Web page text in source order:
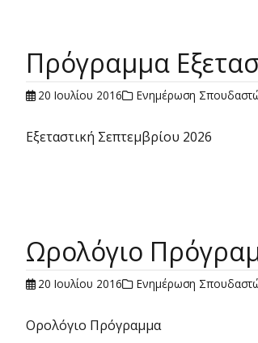
Πρόγραμμα
20 Ιουλίου 2016 Ενημέρωση
Εξεταστική Σεπτεμβρίου 2026
Ωρολόγιο
20 Ιουλίου 2016 Ενημέρωση
Ορολόγιο Πρόγραμμα